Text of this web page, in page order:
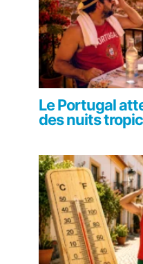
Le Portugal
des nuits